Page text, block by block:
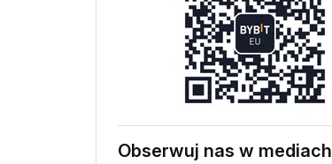
Obserwuj nas w mediach